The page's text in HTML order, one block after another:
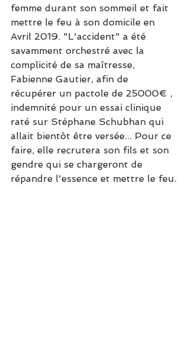
femme durant son sommeil et fait
mettre le feu à son domicile en
Avril 2019. "L'accident" a été
savamment orchestré avec la
complicité de sa maîtresse,
Fabienne Gautier, afin de
récupérer un pactole de 25000€ ,
indemnité pour un essai clinique
raté sur Stéphane Schubhan qui
allait bientôt être versée... Pour ce
faire, elle recrutera son fils et son
gendre qui se chargeront de
répandre l'essence et mettre le feu.